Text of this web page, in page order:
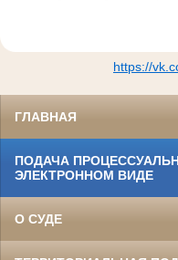
https://
ГЛАВНАЯ
ПОДАЧА
ЭЛЕКТРОННОМ ВИДЕ
О СУДЕ